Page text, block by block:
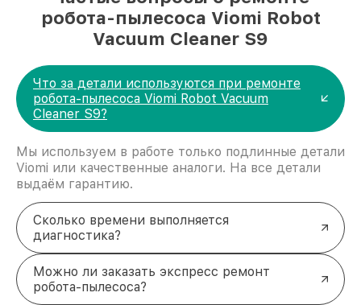
робота-пылесоса Viomi Robot
Vacuum Cleaner S9
Что за детали используются при ремонте
робота-пылесоса Viomi Robot Vacuum
Cleaner S9?
Мы используем в работе только подлинные детали
Viomi или качественные аналоги. На все детали
выдаём гарантию.
Сколько времени выполняется
диагностика?
Можно ли заказать экспресс ремонт
робота-пылесоса?